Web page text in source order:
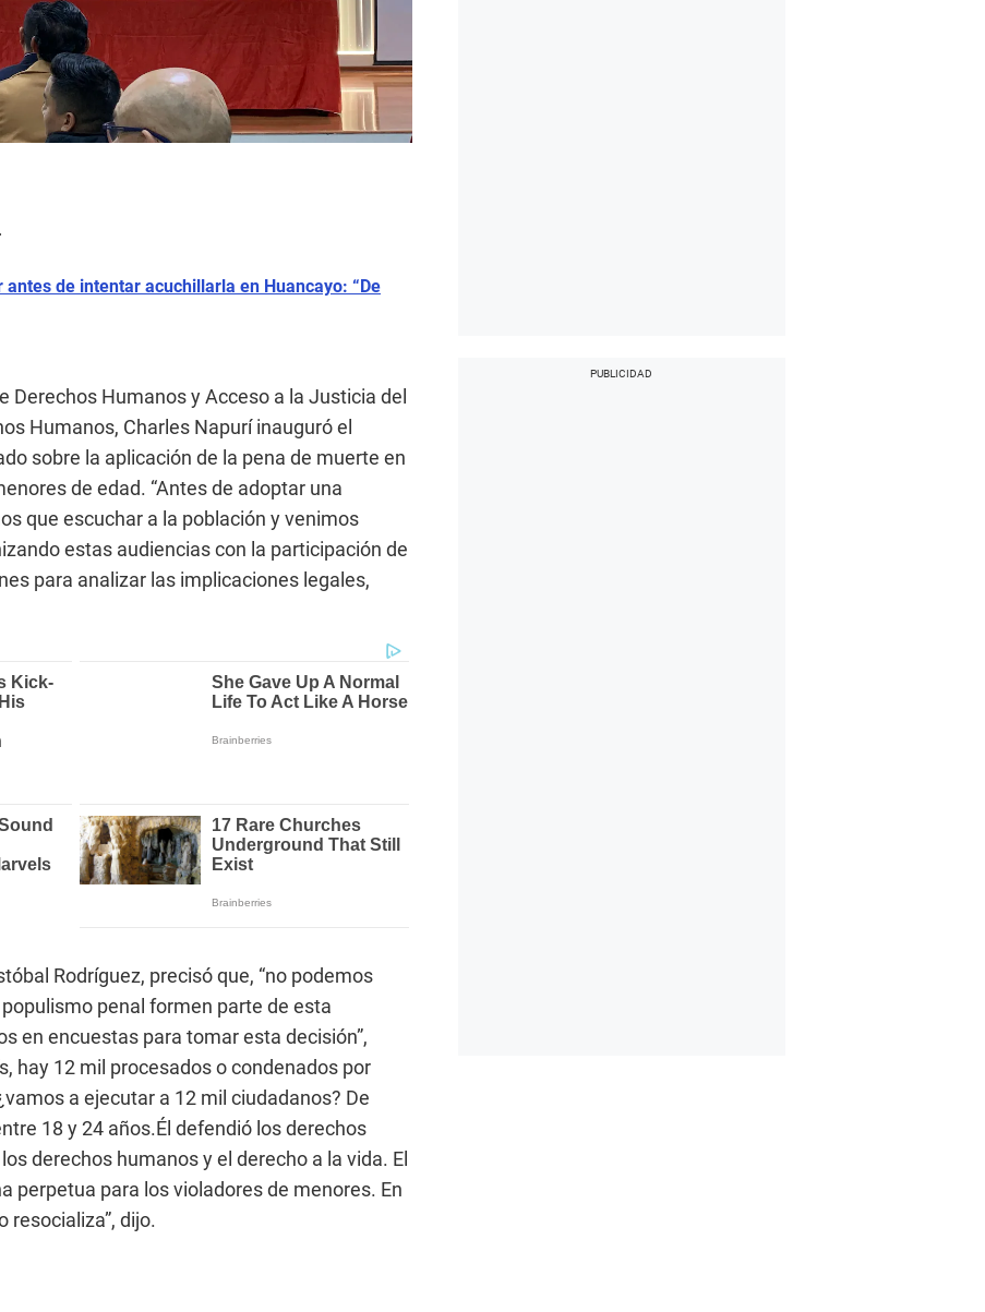
de intentar acuchillarla en Huancayo: “De
Derechos Humanos y Acceso a la Justicia del
Humanos, Charles Napurí inauguró el
sobre la aplicación de la pena de muerte en
de edad. “Antes de adoptar una
que escuchar a la población y venimos
estas audiencias con la participación de
para analizar las implicaciones legales,
Rodríguez, precisó que, “no podemos
penal formen parte de esta
en encuestas para tomar esta decisión”,
hay 12 mil procesados o condenados por
a ejecutar a 12 mil ciudadanos? De
18 y 24 años.Él defendió los derechos
derechos humanos y el derecho a la vida. El
perpetua para los violadores de menores. En
resocializa”, dijo.